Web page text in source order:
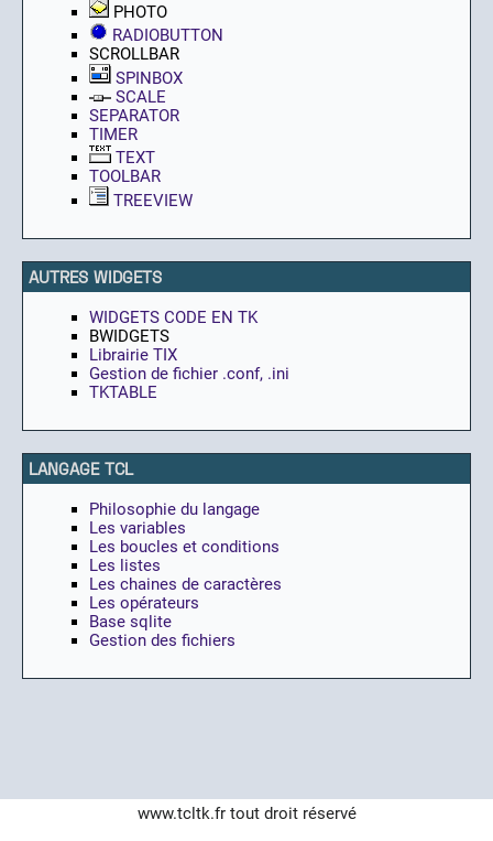
PHOTO
RADIOBUTTON
SCROLLBAR
SPINBOX
SCALE
SEPARATOR
TIMER
TEXT
TOOLBAR
TREEVIEW
AUTRES WIDGETS
WIDGETS CODE EN TK
BWIDGETS
Librairie TIX
Gestion de fichier .conf, .ini
TKTABLE
LANGAGE TCL
Philosophie du langage
Les variables
Les boucles et conditions
Les listes
Les chaines de caractères
Les opérateurs
Base sqlite
Gestion des fichiers
www.tcltk.frtout droit réservé